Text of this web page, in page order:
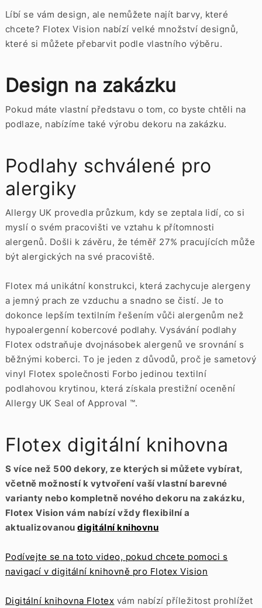
Líbí se vám design, ale nemůžete najít barvy, které
chcete? Flotex Vision nabízí velké množství designů,
které si můžete přebarvit podle vlastního výběru.
Design na zakázku
Pokud máte vlastní představu o tom, co byste chtěli na
podlaze, nabízíme také výrobu dekoru na zakázku.
Podlahy schválené pro
alergiky
Allergy UK provedla průzkum, kdy se zeptala lidí, co si
myslí o svém pracovišti ve vztahu k přítomnosti
alergenů. Došli k závěru, že téměř 27% pracujících může
být alergických na své pracoviště.
Flotex má unikátní konstrukci, která zachycuje alergeny
a jemný prach ze vzduchu a snadno se čistí. Je to
dokonce lepším textilním řešením vůči alergenům než
hypoalergenní kobercové podlahy. Vysávání podlahy
Flotex odstraňuje dvojnásobek alergenů ve srovnání s
běžnými koberci. To je jeden z důvodů, proč je sametový
vinyl Flotex společnosti Forbo jedinou textilní
podlahovou krytinou, která získala prestižní ocenění
Allergy UK Seal of Approval ™.
Flotex digitální knihovna
S více než 500 dekory, ze kterých si můžete vybírat,
včetně možností k vytvoření vaší vlastní barevné
varianty nebo kompletně nového dekoru na zakázku,
Flotex Vision vám nabízí vždy flexibilní a
aktualizovanou digitální knihovnu
Podívejte se na toto video, pokud chcete pomoci s
navigací v digitální knihovně pro Flotex Vision
Digitální knihovna Flotex vám nabízí příležitost prohlížet